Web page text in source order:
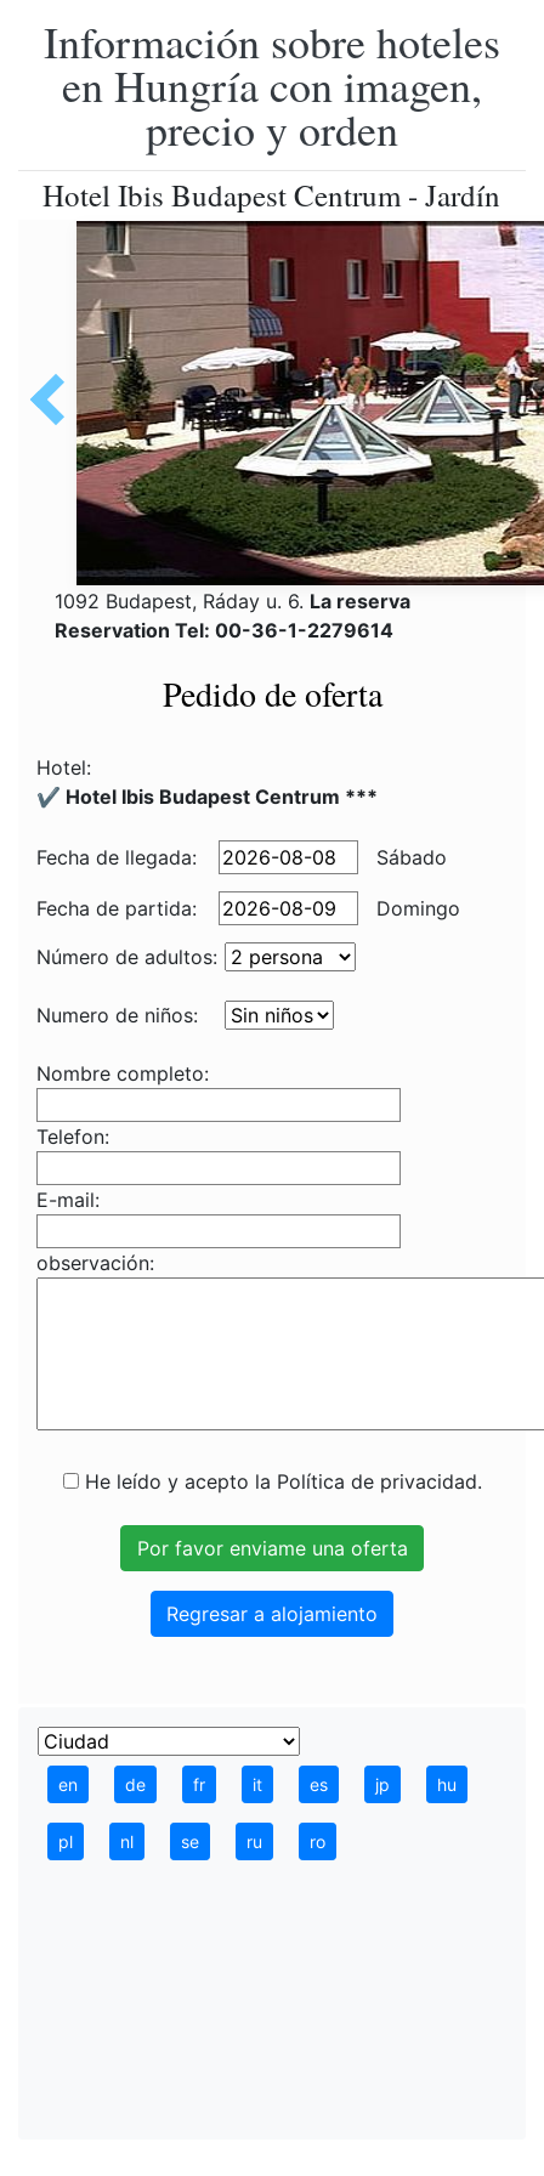
Información sobre hoteles
en Hungría con imagen,
precio y orden
Hotel Ibis Budapest Centrum - Jardín
1092 Budapest, Ráday u. 6. La reserva
Reservation Tel: 00-36-1-2279614
Pedido de oferta
Hotel:
✔️ Hotel Ibis Budapest Centrum ***
Fecha de llegada: Sábado
Fecha de partida:
Domingo
Número de adultos:
Numero de niños:
Nombre completo:
Telefon:
E-mail:
observación:
He leído y acepto la Política de privacidad.
Regresar a alojamiento
en de fr it es jp hu
pl nl se ru ro